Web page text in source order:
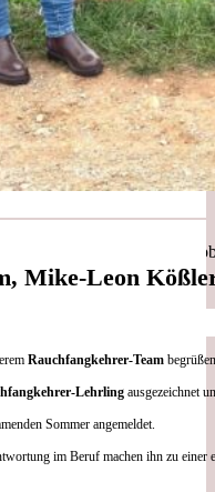
Mike-Leon
Rauchfangkehrer-Team
Lehrling ausgezeichnet
Sommer angemeldet.
im Beruf machen ihn zu
geklappt!
jemand Vorort, Problem
Beratung.